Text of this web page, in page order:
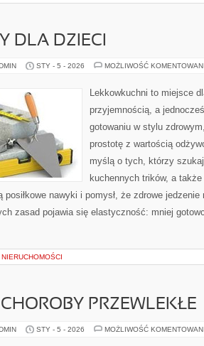
DLA DZIECI
STY - 5 - 2026 MOŻLIWOŚĆ
Lekkowkuchni to miejsce
przyjemnością, a
gotowaniu w stylu
prostotę z wartością
myślą o tych, którzy
kuchennych trików, a
posiłkowe nawyki i pomysł, że zdrowe
zasad pojawia się elastyczność: mniej
NIERUCHOMOŚCI
PRZEWLEKŁE
STY - 5 - 2026 MOŻLIWOŚĆ